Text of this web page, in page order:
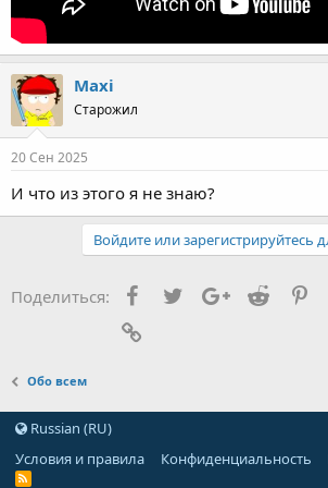
Maxi
Старожил
20 Сен 2025
И что из этого я не знаю?
Войдите или зарегистрируйтесь
Поделиться: FacebookTwitterGoogle+
Reddit
Обо всем
Russian (RU)
Условия и правила
Конфиденциальность